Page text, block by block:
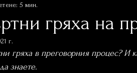
Най-добрите оратори
гряха на
5 мин.
г.
гряха в преговорния процес? И
знаете.